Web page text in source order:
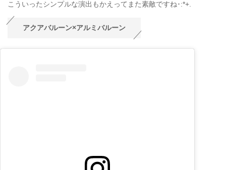
こういったシンプルな演出もかえってまた素敵ですね･:*+.
アクアバルーン×アルミバルーン